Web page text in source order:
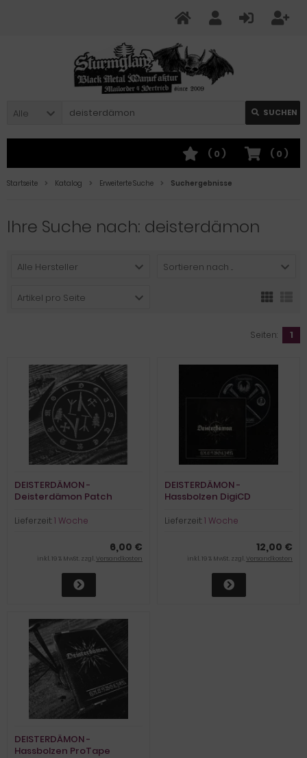
Alle SUCHEN
( 0 )
( 0 )
Startseite Katalog Erweiterte Suche Suchergebnisse
Ihre Suche nach: deisterdämon
Alle Hersteller Sortieren nach ...
Artikel pro Seite
Seiten: 1
DEISTERDÄMON -
Deisterdämon Patch
Lieferzeit:1 Woche
6,00 €
inkl. 19 % MwSt. zzgl.Versandkosten
DEISTERDÄMON -
Hassbolzen DigiCD
Lieferzeit:1 Woche
12,00 €
inkl. 19 % MwSt. zzgl.Versandkosten
DEISTERDÄMON -
Hassbolzen ProTape